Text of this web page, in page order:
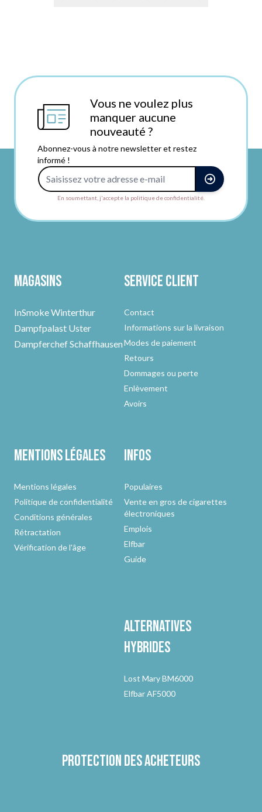
Vous ne voulez plus
manquer aucune
nouveauté ?
Abonnez-vous à notre newsletter et restez
informé !
En soumettant, j'accepte la politique de confidentialité.
Magasins
InSmoke Winterthur
Dampfpalast Uster
Dampferchef Schaffhausen
Service client
Contact
Informations sur la livraison
Modes de paiement
Retours
Dommages ou perte
Enlèvement
Avoirs
Mentions légales
Mentions légales
Politique de confidentialité
Conditions générales
Rétractation
Vérification de l'âge
Infos
Populaires
Vente en gros de cigarettes
électroniques
Emplois
Elfbar
Guide
Alternatives
hybrides
Lost Mary BM6000
Elfbar AF5000
Protection des acheteurs